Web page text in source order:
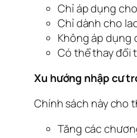
Chỉ áp dụng cho
Chỉ dành cho
Không áp dụng
Có thể thay đổi
Xu hướng nhập cư
Chính sách này cho
Tăng các